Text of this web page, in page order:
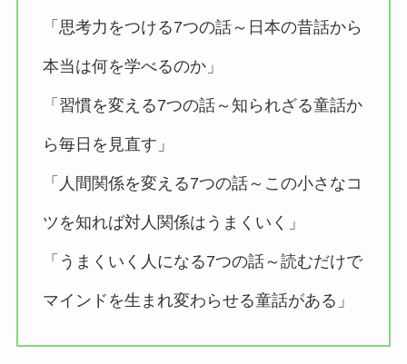
「思考力をつける7つの話～日本の昔話から
本当は何を学べるのか」
「習慣を変える7つの話～知られざる童話か
ら毎日を見直す」
「人間関係を変える7つの話～この小さなコ
ツを知れば対人関係はうまくいく」
「うまくいく人になる7つの話～読むだけで
マインドを生まれ変わらせる童話がある」